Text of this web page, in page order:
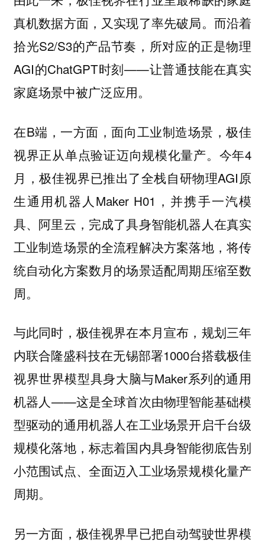
真机数据方面，又实现了率先破局。而沿着
拾光S2/S3的产品节奏，所对应的正是物理
AGI的ChatGPT时刻——让普通技能在真实
家庭场景中被广泛应用。
在B端，一方面，面向工业制造场景，极佳
视界正从单点验证迈向规模化量产。今年4
月，极佳视界已推出了全栈自研物理AGI原
生通用机器人Maker H01，并携手一汽模
具、阿里云，完成了具身智能机器人在真实
工业制造场景的全流程解决方案落地，将传
统自动化方案数月的场景适配周期压缩至数
周。
与此同时，极佳视界在本月宣布，规划三年
内联合隆盛科技在无锡部署1000台搭载极佳
视界世界模型具身大脑与Maker系列的通用
机器人——这是全球首次由物理智能基础模
型驱动的通用机器人在工业场景开启千台级
规模化落地，标志着国内具身智能彻底告别
小范围试点、全面迈入工业场景规模化量产
周期。
另一方面，极佳视界早已把自动驾驶世界模